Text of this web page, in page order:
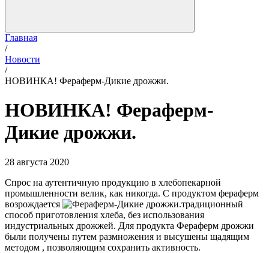
Главная
/
Новости
/
​НОВИНКА! Фераферм-Дикие дрожжи.
​НОВИНКА! Фераферм-
Дикие дрожжи.
28 августа 2020
Спрос на аутентичную продукцию в хлебопекарной
промышленности велик, как никогда. С продуктом фераферм
возрождается
традиционный
способ приготовления хлеба, без использования
индустриальных дрожжей. Для продукта Фераферм дрожжи
были получены путем размножения и высушены щадящим
методом , позволяющим сохранить активность.